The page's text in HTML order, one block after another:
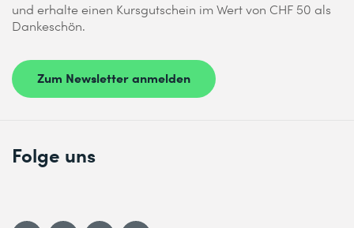
und erhalte einen Kursgutschein im Wert von CHF 50 als
Dankeschön.
Zum Newsletter anmelden
Folge uns